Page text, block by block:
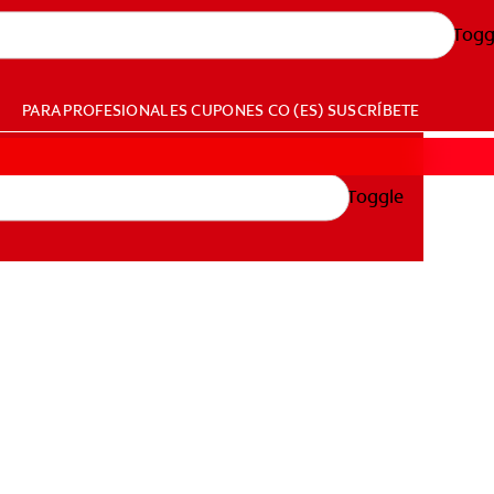
PARA PROFESIONALESCUPONES CO (ES) SUSCRÍBETE
Toggle